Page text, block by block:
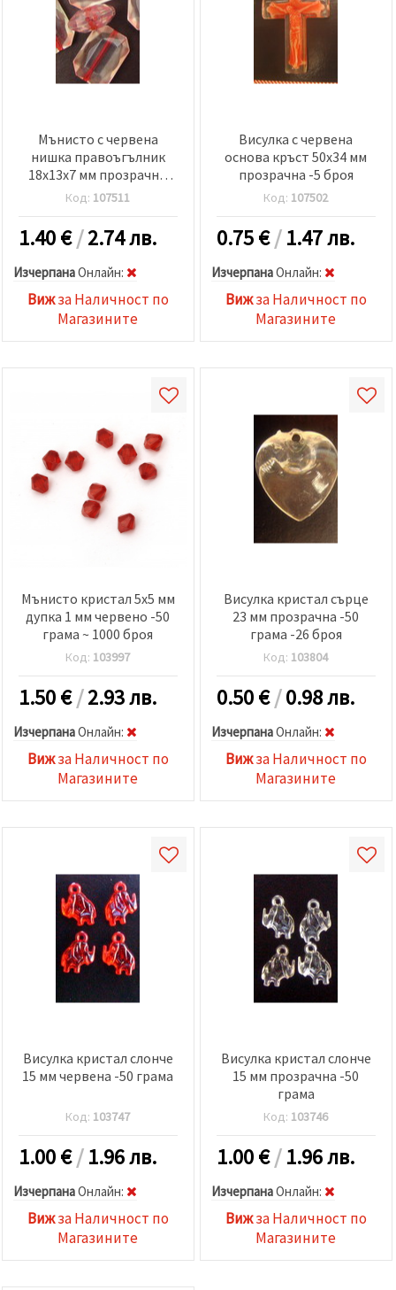
Мънисто с червена
нишка правоъгълник
18x13x7 мм прозрачно
-50 грама
Код: 107511
1.40€/2.74 лв.
ИзчерпанаOнлайн:
Вижза Наличност по
Магазините
Висулка с червена
основа кръст 50x34 мм
прозрачна -5 броя
Код: 107502
0.75€/1.47 лв.
ИзчерпанаOнлайн:
Вижза Наличност по
Магазините
Мънисто кристал 5x5 мм
дупка 1 мм червено -50
грама ~ 1000 броя
Код: 103997
1.50€/2.93 лв.
ИзчерпанаOнлайн:
Вижза Наличност по
Магазините
Висулка кристал сърце
23 мм прозрачна -50
грама -26 броя
Код: 103804
0.50€/0.98 лв.
ИзчерпанаOнлайн:
Вижза Наличност по
Магазините
Висулка кристал слонче
15 мм червена -50 грама
Код: 103747
1.00€/1.96 лв.
ИзчерпанаOнлайн:
Вижза Наличност по
Магазините
Висулка кристал слонче
15 мм прозрачна -50
грама
Код: 103746
1.00€/1.96 лв.
ИзчерпанаOнлайн:
Вижза Наличност по
Магазините